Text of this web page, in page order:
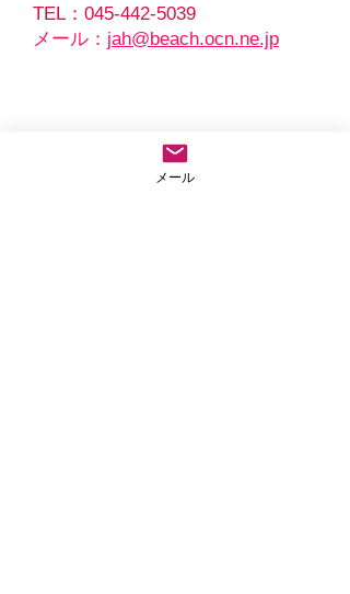
TEL：045-442-5039
メール： jah@beach.ocn.ne.jp
メール